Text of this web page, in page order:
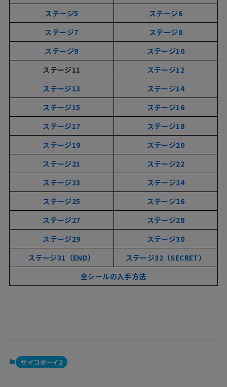
ステージ5
ステージ6
ステージ7
ステージ8
ステージ9
ステージ10
ステージ11
ステージ12
ステージ13
ステージ14
ステージ15
ステージ16
ステージ17
ステージ18
ステージ19
ステージ20
ステージ21
ステージ22
ステージ23
ステージ24
ステージ25
ステージ26
ステージ27
ステージ28
ステージ29
ステージ30
ステージ31（END）
ステージ32（SECRET）
全シールの入手方法
サイコボーイ2